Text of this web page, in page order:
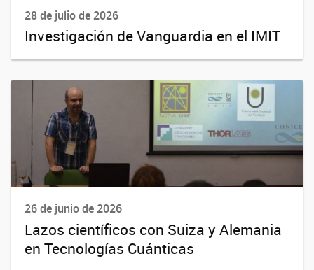
28 de julio de 2026
Investigación de Vanguardia en el IMIT
26 de junio de 2026
Lazos científicos con Suiza y Alemania
en Tecnologías Cuánticas